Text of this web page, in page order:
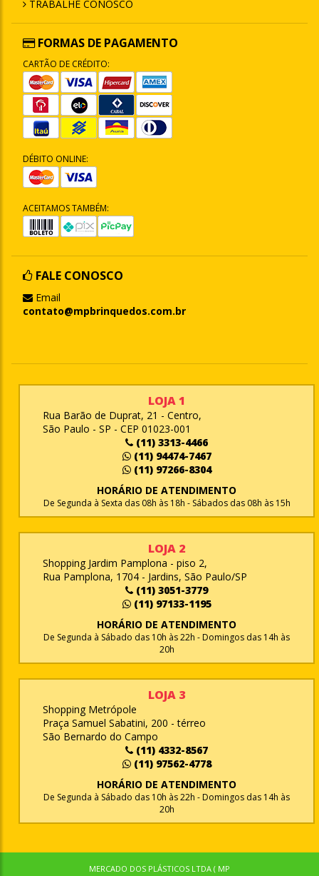
TRABALHE CONOSCO
FORMAS DE PAGAMENTO
CARTÃO DE CRÉDITO:
DÉBITO ONLINE:
ACEITAMOS TAMBÉM:
FALE CONOSCO
Email
contato@mpbrinquedos.com.br
LOJA 1
Rua Barão de Duprat, 21 - Centro,
São Paulo - SP - CEP 01023-001
(11) 3313-4466
(11) 94474-7467
(11) 97266-8304
HORÁRIO DE ATENDIMENTO
De Segunda à Sexta das 08h às 18h - Sábados das 08h às 15h
LOJA 2
Shopping Jardim Pamplona - piso 2,
Rua Pamplona, 1704 - Jardins, São Paulo/SP
(11) 3051-3779
(11) 97133-1195
HORÁRIO DE ATENDIMENTO
De Segunda à Sábado das 10h às 22h - Domingos das 14h às
20h
LOJA 3
Shopping Metrópole
Praça Samuel Sabatini, 200 - térreo
São Bernardo do Campo
(11) 4332-8567
(11) 97562-4778
HORÁRIO DE ATENDIMENTO
De Segunda à Sábado das 10h às 22h - Domingos das 14h às
20h
MERCADO DOS PLÁSTICOS LTDA ( MP